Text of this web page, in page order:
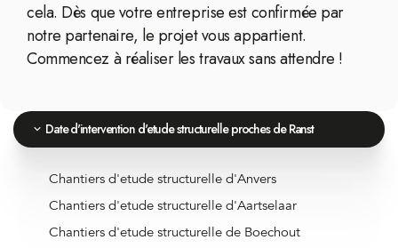
cela. Dès que votre entreprise est confirmée par
notre partenaire, le projet vous appartient.
Commencez à réaliser les travaux sans attendre !
Date d'intervention d'etude structurelle proches de Ranst
Chantiers d'etude structurelle d'Anvers
Chantiers d'etude structurelle d'Aartselaar
Chantiers d'etude structurelle de Boechout